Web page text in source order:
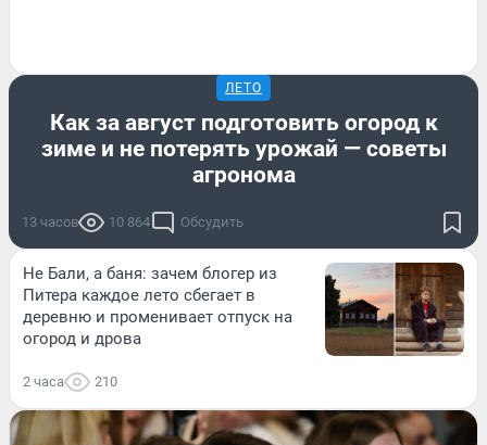
ЛЕТО
Как за август подготовить огород к
зиме и не потерять урожай — советы
агронома
13 часов 10 864 Обсудить
Не Бали, а баня: зачем блогер из
Питера каждое лето сбегает в
деревню и променивает отпуск на
огород и дрова
2 часа 210